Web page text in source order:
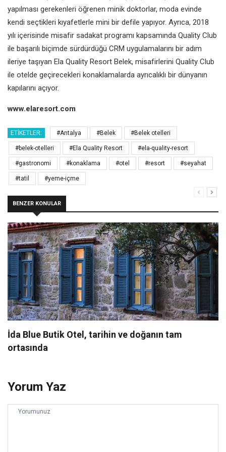
yapılması gerekenleri öğrenen minik doktorlar, moda evinde
kendi seçtikleri kıyafetlerle mini bir defile yapıyor. Ayrıca, 2018
yılı içerisinde misafir sadakat programı kapsamında Quality Club
ile başarılı biçimde sürdürdüğü CRM uygulamalarını bir adım
ileriye taşıyan Ela Quality Resort Belek, misafirlerini Quality Club
ile otelde geçirecekleri konaklamalarda ayrıcalıklı bir dünyanın
kapılarını açıyor.
www.elaresort.com
ETIKETLER: #Antalya #Belek #Belek otelleri
#belek-otelleri #Ela Quality Resort #ela-quality-resort
#gastronomi #konaklama #otel #resort #seyahat
#tatil #yeme-içme
BENZER KONULAR
İda Blue Butik Otel, tarihin ve doğanın tam
ortasında
Yorum Yaz